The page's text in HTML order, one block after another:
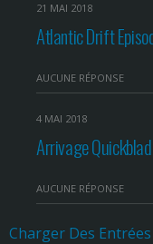
21 MAI 2018
Atlantic Drift
AUCUNE RÉPONSE
4 MAI 2018
Arrivage
AUCUNE RÉPONSE
Charger Des